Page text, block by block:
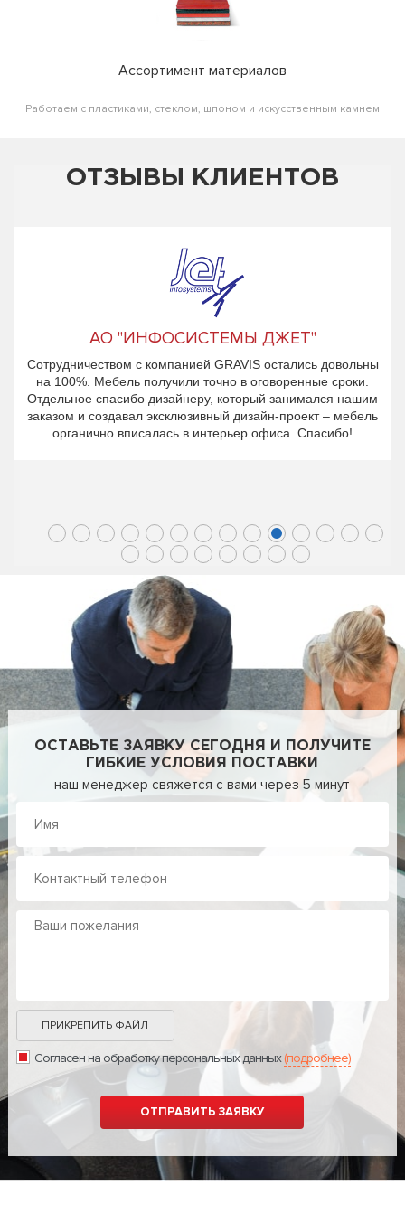
Ассортимент материалов
Работаем с пластиками, стеклом, шпоном и искусственным камнем
ОТЗЫВЫ КЛИЕНТОВ
АО "ИНФОСИСТЕМЫ ДЖЕТ"
Сотрудничеством с компанией GRAVIS остались довольны
на 100%. Мебель получили точно в оговоренные сроки.
Отдельное спасибо дизайнеру, который занимался нашим
заказом и создавал эксклюзивный дизайн-проект – мебель
органично вписалась в интерьер офиса. Спасибо!
ОСТАВЬТЕ ЗАЯВКУ СЕГОДНЯ И ПОЛУЧИТЕ
ГИБКИЕ УСЛОВИЯ ПОСТАВКИ
наш менеджер свяжется с вами через 5 минут
ПРИКРЕПИТЬ ФАЙЛ
Согласен на обработку персональных данных(подробнее)